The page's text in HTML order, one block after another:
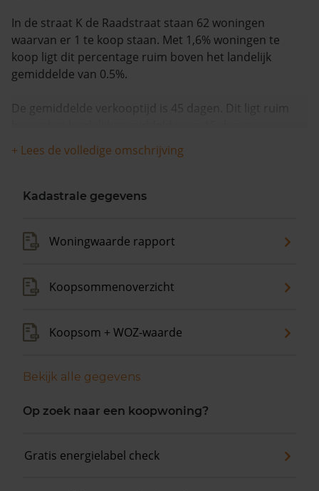
In de straat K de Raadstraat staan 62 woningen
waarvan er 1 te koop staan. Met 1,6% woningen te
koop ligt dit percentage ruim boven het landelijk
gemiddelde van 0.5%.
De gemiddelde verkooptijd is 45 dagen. Dit ligt ruim
De gemiddelde huizenprijs is €300.000. De gemiddelde
de gemiddelde woningwaarde met 6,4% gestegen.
+ Lees de volledige omschrijving
Kadastrale gegevens
Woningwaarde rapport
Koopsommenoverzicht
Koopsom + WOZ-waarde
Bekijk alle gegevens
Op zoek naar een koopwoning?
Gratis energielabel check